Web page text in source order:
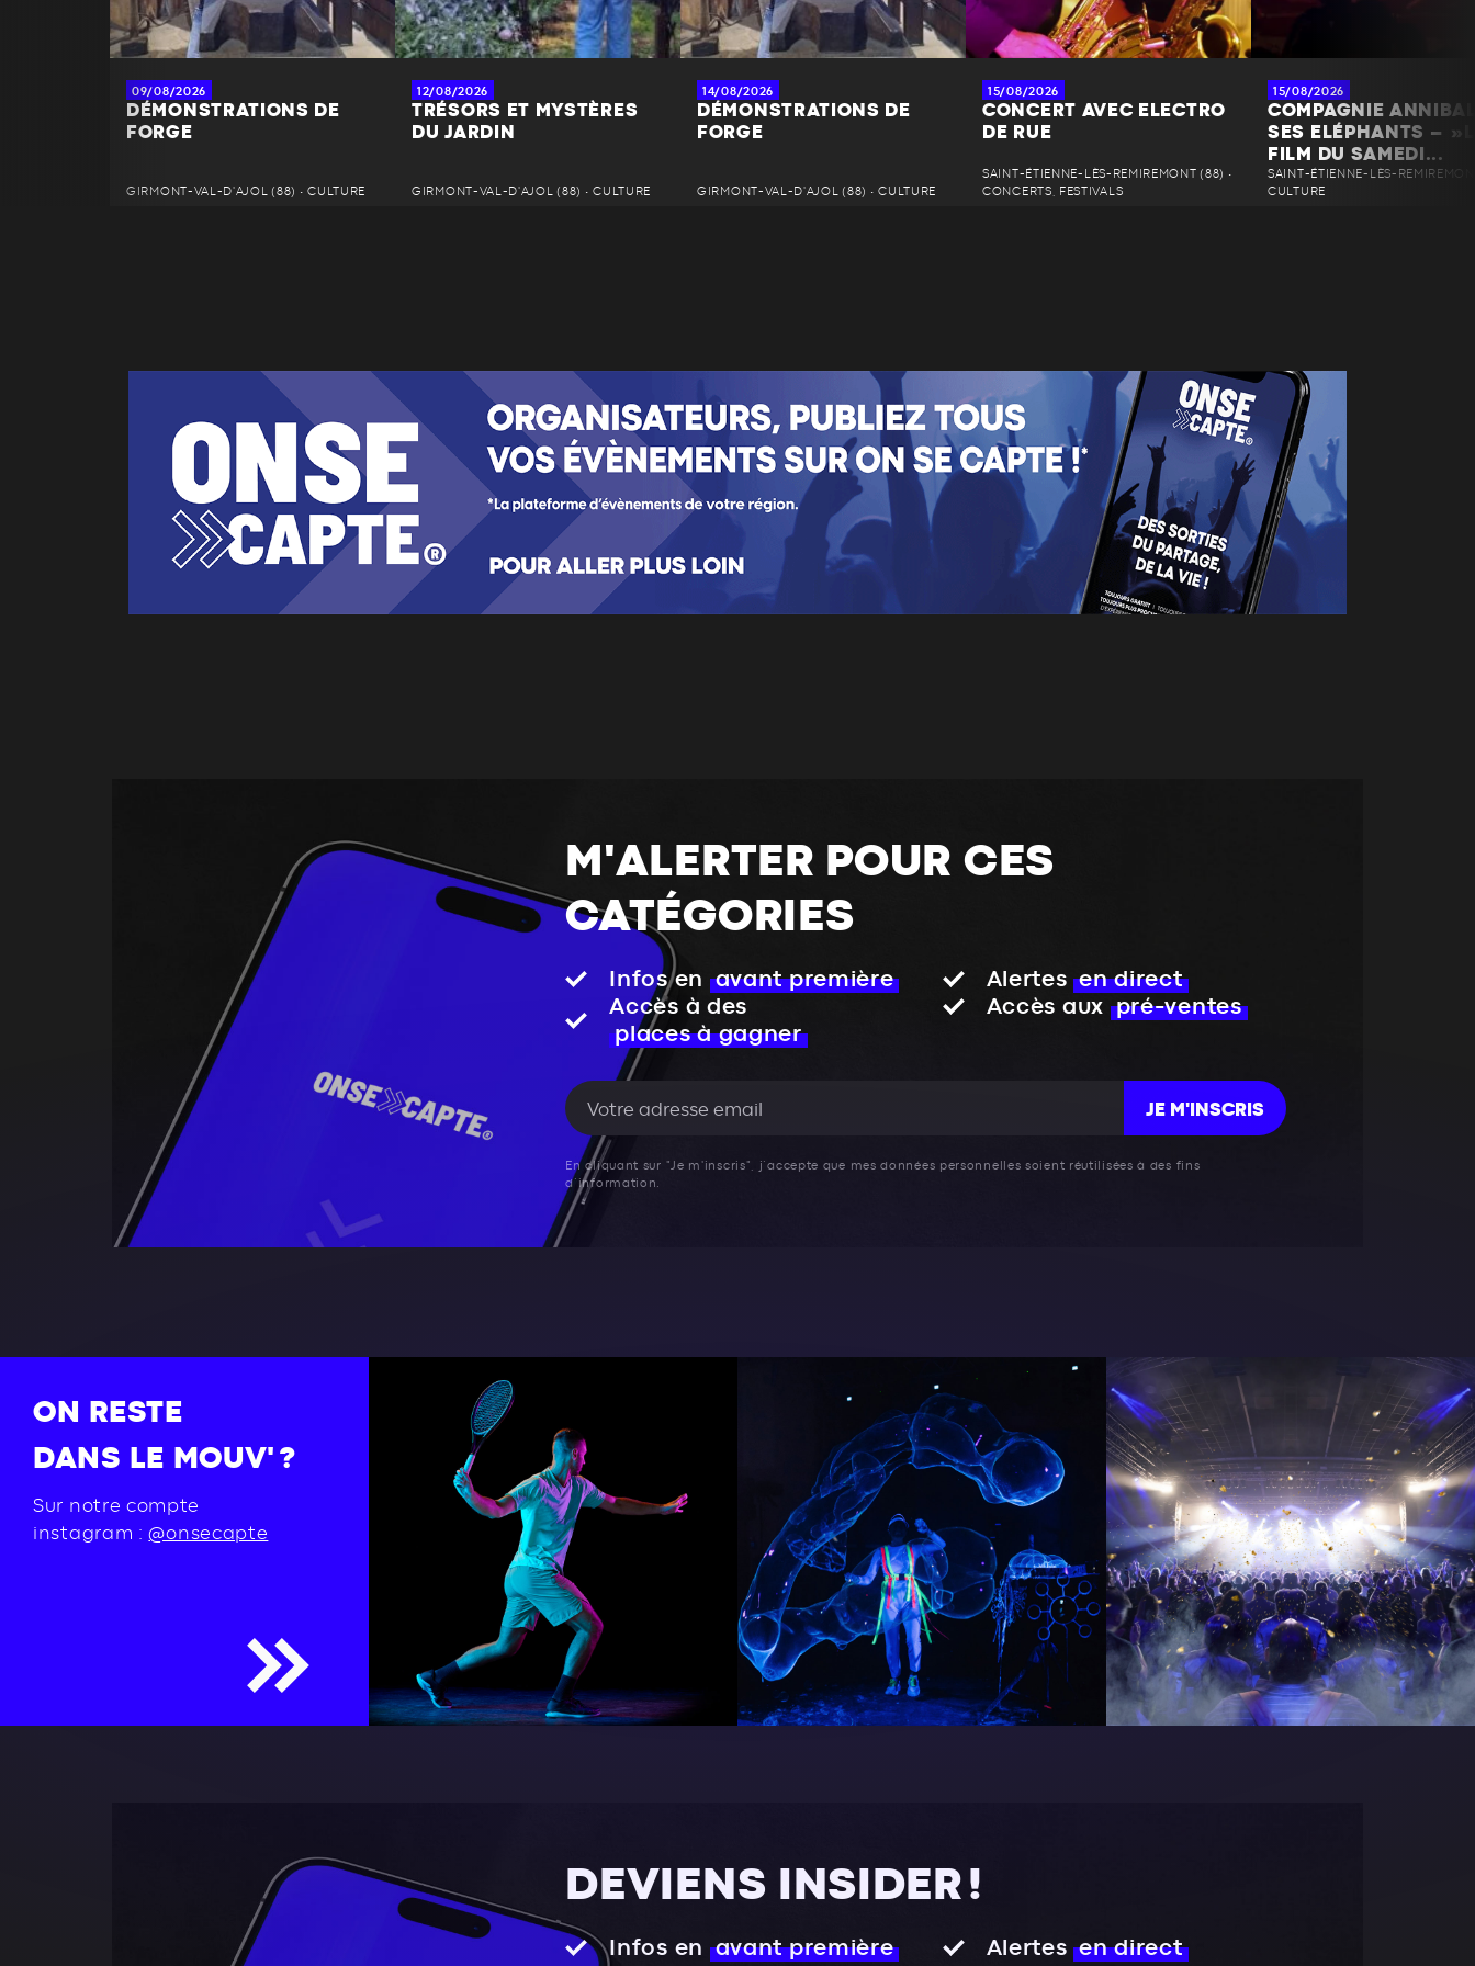
09/08/2026
DÉMONSTRATIONS DE
FORGE
GIRMONT-VAL-D'AJOL (88) • CULTURE
12/08/2026
TRÉSORS ET MYSTÈRES
DU JARDIN
GIRMONT-VAL-D'AJOL (88) • CULTURE
14/08/2026
DÉMONSTRATIONS DE
FORGE
GIRMONT-VAL-D'AJOL (88) • CULTURE
15/08/2026
CONCERT AVEC ELECTRO
DE RUE
SAINT-ÉTIENNE-LÈS-REMIREMONT (88) •
CONCERTS, FESTIVALS
15/08/2026
COMPAGNIE
SES ELÉPHANTS –
FILM DU SAMEDI...
SAINT-ÉTIENNE-LÈS-
CULTURE
M'ALERTER POUR CES
CATÉGORIES
Infos en avant première Alertes en direct
Accès à des
places à gagner
Accès aux pré-ventes
JE M'INSCRIS
En cliquant sur "Je m'inscris", j’accepte que mes données personnelles soient réutilisées à des fins
d’information.
ON RESTE
DANS LE MOUV' ?
Sur notre compte
instagram :@onsecapte
DEVIENS INSIDER !
Infos en avant première Alertes en direct